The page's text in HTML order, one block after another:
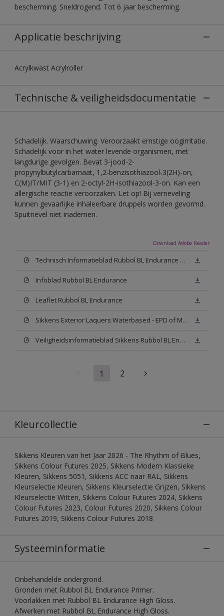
bescherming. Sneldrogend. Tot 6 jaar bescherming.
Applicatie beschrijving
Acrylkwast Acrylroller
Technische & veiligheidsdocumentatie
Schadelijk. Waarschuwing. Veroorzaakt ernstige oogirritatie.
Schadelijk voor in het water levende organismen, met
langdurige gevolgen. Bevat 3-jood-2-
propynylbutylcarbamaat, 1,2-benzisothiazool-3(2H)-on,
C(M)IT/MIT (3-1) en 2-octyl-2H-isothiazool-3-on. Kan een
allergische reactie veroorzaken. Let op! Bij verneveling
kunnen gevaarlijke inhaleerbare druppels worden gevormd.
Spuitnevel niet inademen.
Download Adobe Reader
Technisch Informatieblad Rubbol BL Endurance HG (PDF)
Infoblad Rubbol BL Endurance
Leaflet Rubbol BL Endurance
Sikkens Exterior Laquers Waterbased - EPD of Milieuproductverklaring
Veiligheidsinformatieblad Sikkens Rubbol BL Endurance High Gloss N00 (MSDS)
1 2
Kleurcollectie
Sikkens Kleuren van het Jaar 2026 - The Rhythm of Blues,
Sikkens Colour Futures 2025, Sikkens Modern Klassieke
Kleuren, Sikkens 5051, Sikkens ACC naar RAL, Sikkens
Kleurselectie Kleuren, Sikkens Kleurselectie Grijzen, Sikkens
Kleurselectie Witten, Sikkens Colour Futures 2024, Sikkens
Colour Futures 2023, Colour Futures 2020, Sikkens Colour
Futures 2019, Sikkens Colour Futures 2018
Systeeminformatie
Onbehandelde ondergrond.
Gronden met Rubbol BL Endurance Primer.
Voorlakken met Rubbol BL Endurance High Gloss.
Afwerken met Rubbol BL Endurance High Gloss.